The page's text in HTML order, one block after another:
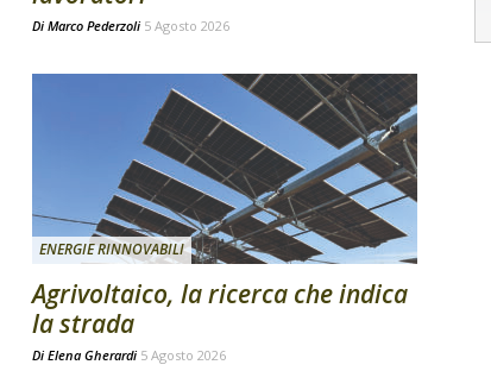
Di Marco Pederzoli 5 Agosto 2026
ENERGIE RINNOVABILI
Agrivoltaico, la ricerca che indica
la strada
Di Elena Gherardi 5 Agosto 2026